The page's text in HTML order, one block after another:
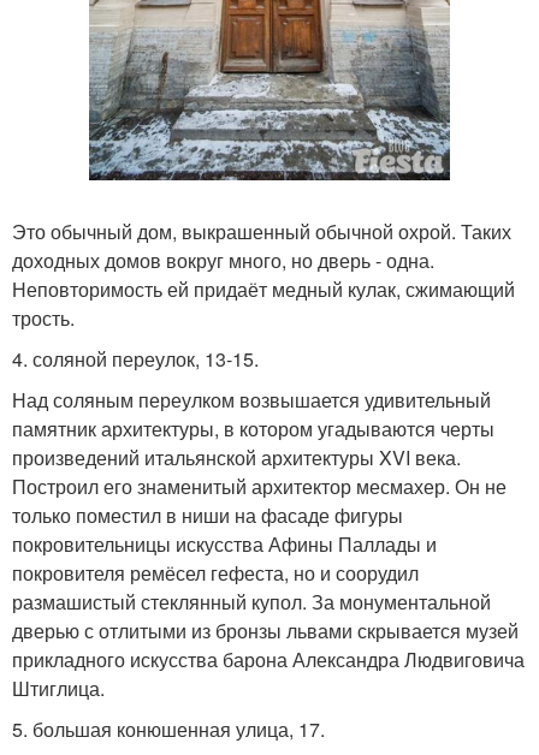
Это обычный дом, выкрашенный обычной охрой. Таких
доходных домов вокруг много, но дверь - одна.
Неповторимость ей придаёт медный кулак, сжимающий
трость.
4. соляной переулок, 13-15.
Над соляным переулком возвышается удивительный
памятник архитектуры, в котором угадываются черты
произведений итальянской архитектуры XVI века.
Построил его знаменитый архитектор месмахер. Он не
только поместил в ниши на фасаде фигуры
покровительницы искусства Афины Паллады и
покровителя ремёсел гефеста, но и соорудил
размашистый стеклянный купол. За монументальной
дверью с отлитыми из бронзы львами скрывается музей
прикладного искусства барона Александра Людвиговича
Штиглица.
5. большая конюшенная улица, 17.